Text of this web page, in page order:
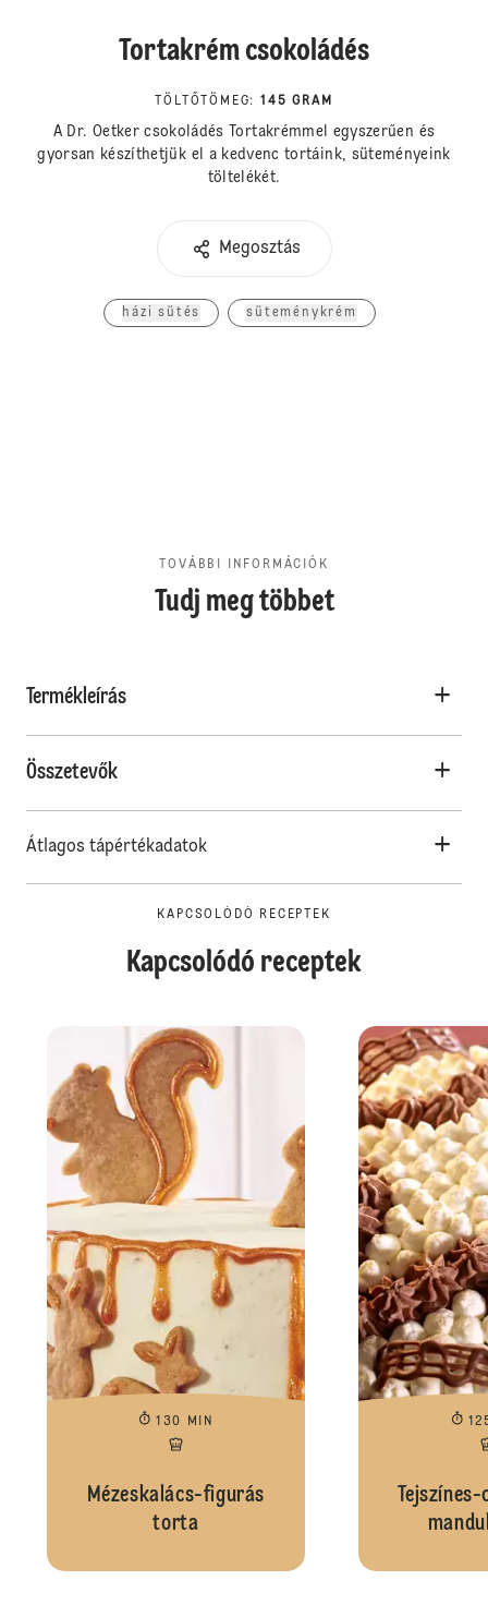
Tortakrém csokoládés
TÖLTŐTÖMEG: 145 GRAM
A Dr. Oetker csokoládés Tortakrémmel egyszerűen és
gyorsan készíthetjük el a kedvenc tortáink, süteményeink
töltelékét.
Megosztás
házi sütés süteménykrém
TOVÁBBI INFORMÁCIÓK
Tudj meg többet
Termékleírás
Összetevők
Átlagos tápértékadatok
KAPCSOLÓDÓ RECEPTEK
Kapcsolódó receptek
130 MIN
Mézeskalács-figurás
torta